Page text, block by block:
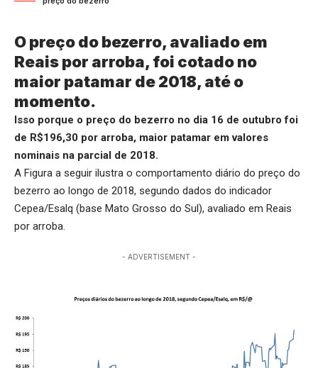
O preço do bezerro, avaliado em
Reais por arroba, foi cotado no
maior patamar de 2018, até o
momento.
Isso porque o preço do bezerro no dia 16 de outubro foi
de R$196,30 por arroba, maior patamar em valores
nominais na parcial de 2018.
A Figura a seguir ilustra o comportamento diário do preço do
bezerro ao longo de 2018, segundo dados do indicador
Cepea/Esalq (base Mato Grosso do Sul), avaliado em Reais
por arroba.
- ADVERTISEMENT -